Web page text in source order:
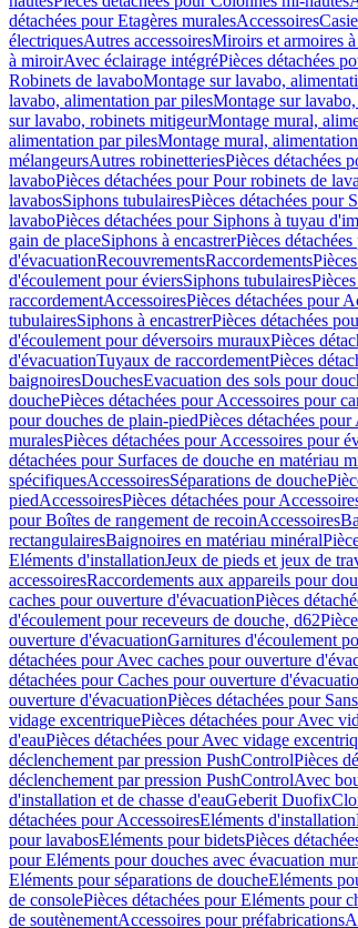
détachées pour Etagères muralesAccessoires
électriquesAutres accessoiresMiroirs et armoires
à miroirAvec éclairage intégréPièces détachées
Robinets de lavaboMontage sur lavabo,
lavabo, alimentation par pilesMontage sur
sur lavabo, robinets mitigeurMontage mural,
alimentation par pilesMontage mural,
mélangeursAutres robinetteriesPièces détachées
lavaboPièces détachées pour Pour robinets de
lavabosSiphons tubulairesPièces détachées pour
lavaboPièces détachées pour Siphons à tuyau
gain de placeSiphons à encastrerPièces
d'évacuationRecouvrementsRaccordements
d'écoulement pour éviersSiphons tubulaires
raccordementAccessoiresPièces détachées pour
tubulairesSiphons à encastrerPièces détachées
d'écoulement pour déversoirs murauxPièces
d'évacuationTuyaux de raccordementPièces
baignoiresDouchesEvacuation des sols pour
douchePièces détachées pour Accessoires pour
pour douches de plain-piedPièces détachées
muralesPièces détachées pour Accessoires pour
détachées pour Surfaces de douche en matériau
spécifiquesAccessoiresSéparations de douche
piedAccessoiresPièces détachées pour
pour Boîtes de rangement de recoinAccessoires
rectangulairesBaignoires en matériau minéral
Eléments d'installationJeux de pieds et jeux de
accessoiresRaccordements aux appareils pour
caches pour ouverture d'évacuationPièces
d'écoulement pour receveurs de douche, d62
ouverture d'évacuationGarnitures d'écoulement
détachées pour Avec caches pour ouverture
détachées pour Caches pour ouverture
ouverture d'évacuationPièces détachées pour
vidage excentriquePièces détachées pour Avec
d'eauPièces détachées pour Avec vidage
déclenchement par pression PushControlPièces
déclenchement par pression PushControlAvec
d'installation et de chasse d'eauGeberit Duofix
détachées pour AccessoiresEléments d'installation
pour lavabosEléments pour bidetsPièces
pour Eléments pour douches avec évacuation
Eléments pour séparations de doucheEléments
de consolePièces détachées pour Eléments pour
de soutènementAccessoires pour préfabrications